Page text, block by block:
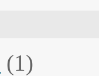
(1)